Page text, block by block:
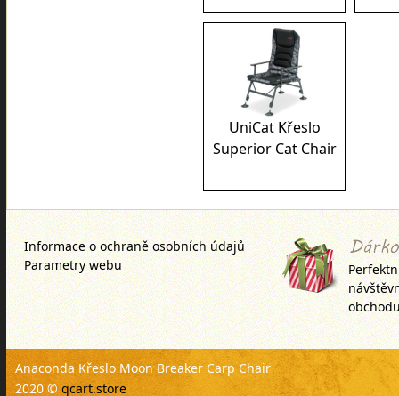
UniCat Křeslo
Superior Cat Chair
Informace o ochraně osobních údajů
Parametry webu
Anaconda Křeslo Moon Breaker Carp Chair
2020 © qcart.store